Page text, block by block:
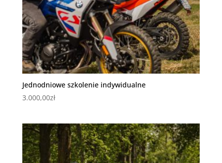
Jednodniowe szkolenie indywidualne
3.000,00zł